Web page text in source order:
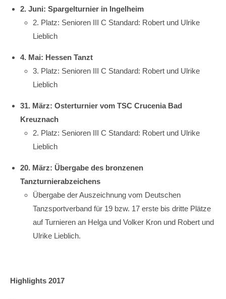
2. Juni: Spargelturnier in Ingelheim
2. Platz: Senioren III C Standard: Robert und Ulrike
Lieblich
4. Mai: Hessen Tanzt
3. Platz: Senioren III C Standard: Robert und Ulrike
Lieblich
31. März: Osterturnier vom TSC Crucenia Bad
Kreuznach
2. Platz: Senioren III C Standard: Robert und Ulrike
Lieblich
20. März: Übergabe des bronzenen
Tanzturnierabzeichens
Übergabe der Auszeichnung vom Deutschen
Tanzsportverband für 19 bzw. 17 erste bis dritte Plätze
auf Turnieren an Helga und Volker Kron und Robert und
Ulrike Lieblich.
Highlights 2017